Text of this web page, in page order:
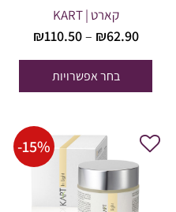
קארט | KART
₪62.90
–
₪110.50
⁦₪110.50⁩
בחר אפשרויות
-15%